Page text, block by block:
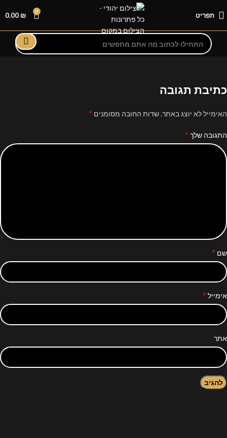
תפריט 0
0.00 ₪
כתיבת תגובה
האימייל לא יוצג באתר.שדות החובה מסומנים *
התגובה שלך *
שם *
אימייל *
אתר